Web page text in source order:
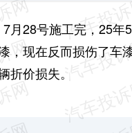
28号施工完，25年
，现在反而损伤了车
价损失。